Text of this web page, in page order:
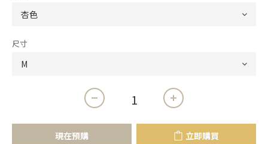
尺寸
現在預購 立即購買